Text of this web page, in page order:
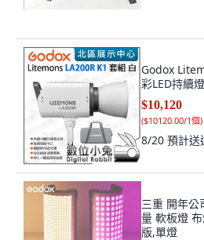
Godox
彩LED持續
$10,120
($10120.00/1個)
8/20 預計送
三重 開年公
量 軟板燈
版,單燈